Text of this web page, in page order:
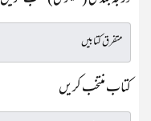
کتاب منتخب کریں